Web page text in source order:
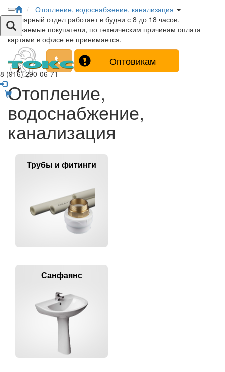
8 (916) 290-06-71
Отопление, водоснабжение, канализация
Столярный отдел работает в будни с 8 до 18 часов.
Уважаемые покупатели, по техническим причинам оплата
картами в офисе не принимается.
Оптовикам
Отопление,
водоснабжение,
канализация
Трубы и фитинги
Санфаянс